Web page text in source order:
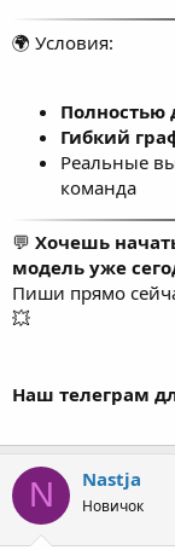
на одного
Полностью
Гибкий
Реальные
команда
💬Хочешь
модель уже
Пиши прямо
N Nastja